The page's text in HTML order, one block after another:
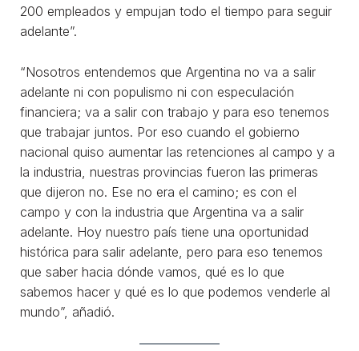
200 empleados y empujan todo el tiempo para seguir
adelante”.
“Nosotros entendemos que Argentina no va a salir
adelante ni con populismo ni con especulación
financiera; va a salir con trabajo y para eso tenemos
que trabajar juntos. Por eso cuando el gobierno
nacional quiso aumentar las retenciones al campo y a
la industria, nuestras provincias fueron las primeras
que dijeron no. Ese no era el camino; es con el
campo y con la industria que Argentina va a salir
adelante. Hoy nuestro país tiene una oportunidad
histórica para salir adelante, pero para eso tenemos
que saber hacia dónde vamos, qué es lo que
sabemos hacer y qué es lo que podemos venderle al
mundo”, añadió.